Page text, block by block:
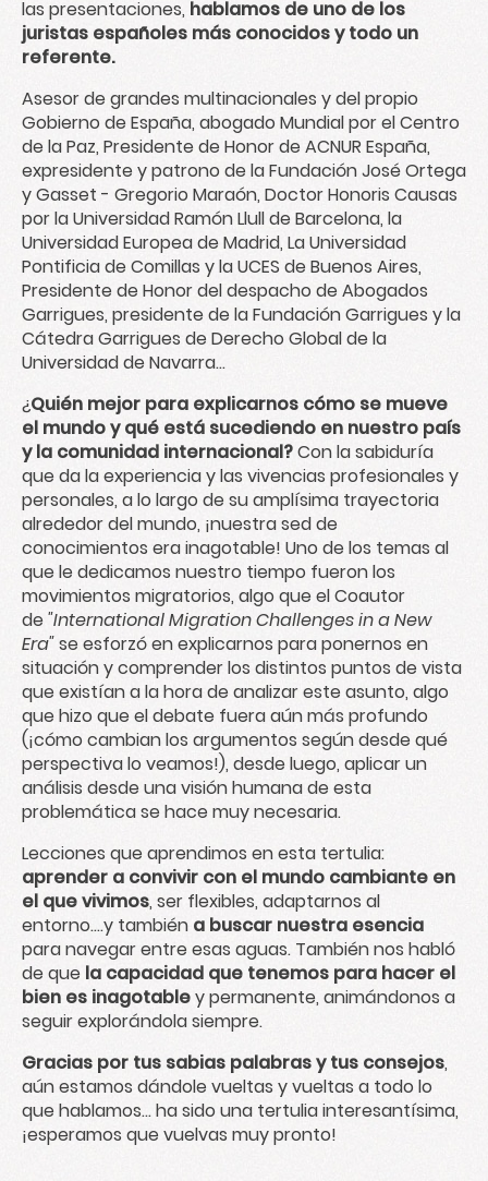
las presentaciones, hablamos de uno de los
juristas españoles más conocidos y todo un
referente.
Asesor de grandes multinacionales y del propio
Gobierno de España, abogado Mundial por el Centro
de la Paz, Presidente de Honor de ACNUR España,
expresidente y patrono de la Fundación José Ortega
y Gasset - Gregorio Maraón, Doctor Honoris Causas
por la Universidad Ramón Llull de Barcelona, la
Universidad Europea de Madrid, La Universidad
Pontificia de Comillas y la UCES de Buenos Aires,
Presidente de Honor del despacho de Abogados
Garrigues, presidente de la Fundación Garrigues y la
Cátedra Garrigues de Derecho Global de la
Universidad de Navarra...
¿Quién mejor para explicarnos cómo se mueve
el mundo y qué está sucediendo en nuestro país
y la comunidad internacional?Con la sabiduría
que da la experiencia y las vivencias profesionales y
personales, a lo largo de su amplísima trayectoria
alrededor del mundo, ¡nuestra sed de
conocimientos era inagotable! Uno de los temas al
que le dedicamos nuestro tiempo fueron los
movimientos migratorios, algo que el Coautor
de"International Migration Challenges in a New
Era"se esforzó en explicarnos para ponernos en
situación y comprender los distintos puntos de vista
que existían a la hora de analizar este asunto, algo
que hizo que el debate fuera aún más profundo
(¡cómo cambian los argumentos según desde qué
perspectiva lo veamos!), desde luego, aplicar un
análisis desde una visión humana de esta
problemática se hace muy necesaria.
Lecciones que aprendimos en esta tertulia:
aprender a convivir con el mundo cambiante en
el que vivimos, ser flexibles, adaptarnos al
entorno....y también a buscar nuestra esencia
para navegar entre esas aguas. También nos habló
de que la capacidad que tenemos para hacer el
bien es inagotabley permanente, animándonos a
seguir explorándola siempre.
Gracias por tus sabias palabras y tus consejos,
aún estamos dándole vueltas y vueltas a todo lo
que hablamos... ha sido una tertulia interesantísima,
¡esperamos que vuelvas muy pronto!